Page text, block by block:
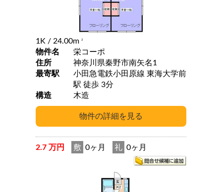
1K / 24.00m 2
物件名
栄コーポ
住所
神奈川県秦野市南矢名1
最寄駅
小田急電鉄小田原線 東海大学前
駅 徒歩 3分
構造
木造
2.7 万円 敷 0ヶ月 礼 0ヶ月